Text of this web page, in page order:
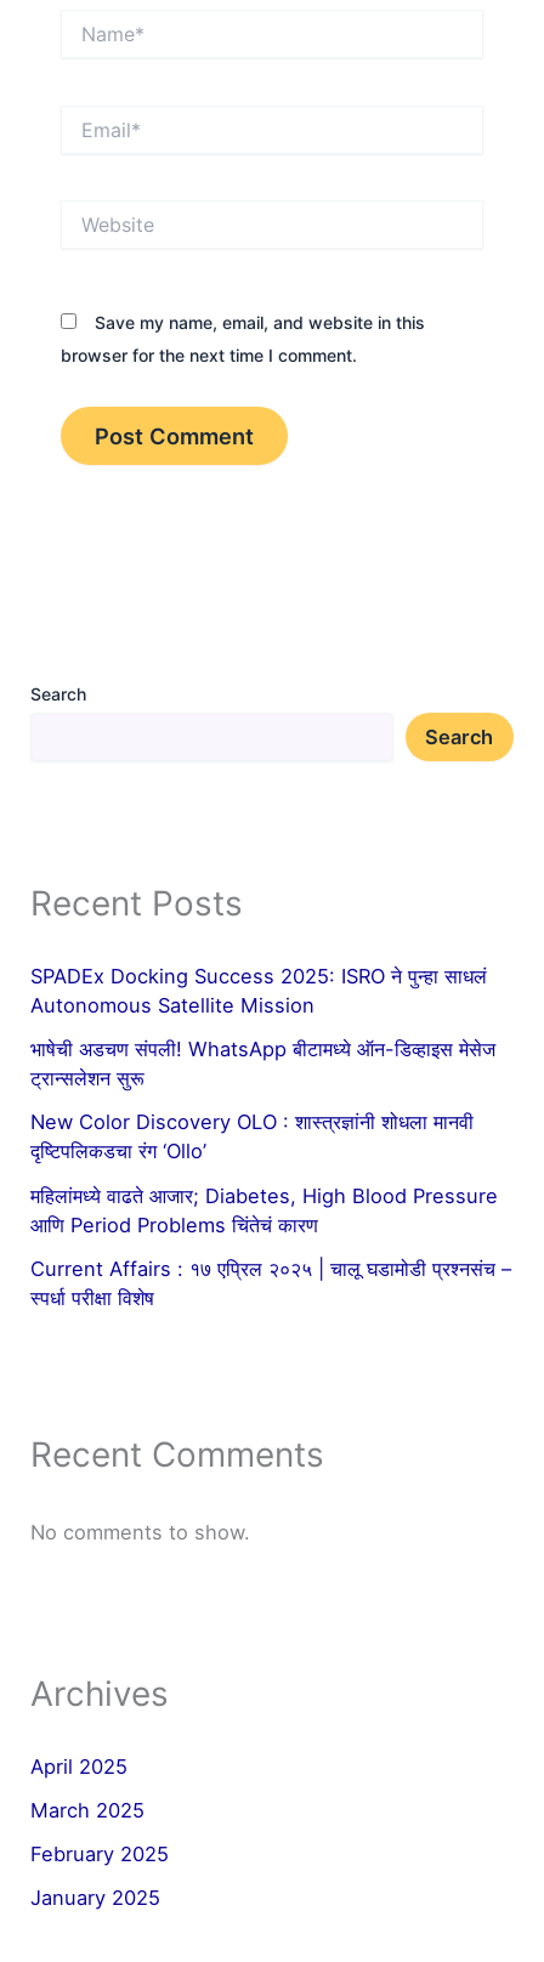
Save my name, email, and website in this
browser for the next time I comment.
Search
Search
Recent Posts
SPADEx Docking Success 2025: ISRO ने पुन्हा साधलं
Autonomous Satellite Mission
भाषेची अडचण संपली! WhatsApp बीटामध्ये ऑन-डिव्हाइस मेसेज
ट्रान्सलेशन सुरू
New Color Discovery OLO : शास्त्रज्ञांनी शोधला मानवी
दृष्टिपलिकडचा रंग ‘Ollo’
महिलांमध्ये वाढते आजार; Diabetes, High Blood Pressure
आणि Period Problems चिंतेचं कारण
Current Affairs : १७ एप्रिल २०२५ | चालू घडामोडी प्रश्नसंच –
स्पर्धा परीक्षा विशेष
Recent Comments
No comments to show.
Archives
April 2025
March 2025
February 2025
January 2025